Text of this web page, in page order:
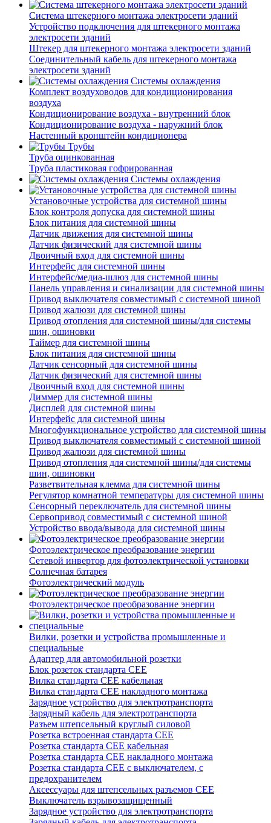
Система штекерного монтажа электросети зданий
Устройство подключения для штекерного монтажа
электросети зданий
Штекер для штекерного монтажа электросети зданий
Соединительный кабель для штекерного монтажа
электросети зданий
Системы охлаждения
Комплект воздуховодов для кондиционирования
воздуха
Кондиционирование воздуха - внутренний блок
Кондиционирование воздуха - наружний блок
Настенный кронштейн кондиционера
Трубы
Труба оцинкованная
Труба пластиковая гофрированная
Системы охлаждения
Установочные устройства для системной шины
Блок контроля допуска для системной шины
Блок питания для системной шины
Датчик движения для системной шины
Датчик физический для системной шины
Двоичный вход для системной шины
Интерфейс для системной шины
Интерфейс/медиа-шлюз для системной шины
Панель управления и синализации для системной шины
Привод выключателя совместимый с системной шиной
Привод жалюзи для системной шины
Привод отопления для системной шины/для системы
шин, ошиновки
Таймер для системной шины
Блок питания для системной шины
Датчик сенсорный для системной шины
Датчик физический для системной шины
Двоичный вход для системной шины
Диммер для системной шины
Дисплей для системной шины
Интерфейс для системной шины
Многофункциональное устройство для системной шины
Привод выключателя совместимый с системной шиной
Привод жалюзи для системной шины
Привод отопления для системной шины/для системы
шин, ошиновки
Разветвительная клемма для системной шины
Регулятор комнатной температуры для системной шины
Сенсорный переключатель для системной шины
Сервопривод совместимый с системной шиной
Устройство ввода/вывода для системной шины
Фотоэлектрическое преобразование энергии
Сетевой инвертор для фотоэлектрической установки
Солнечная батарея
Фотоэлектрический модуль
Фотоэлектрическое преобразование энергии
Вилки, розетки и устройства промышленные и
специальные
Адаптер для автомобильной розетки
Блок розеток стандарта CEE
Вилка стандарта CEE кабельная
Вилка стандарта CEE накладного монтажа
Зарядное устройство для электротранспорта
Зарядный кабель для электротранспорта
Разъем штепсельный круглый силовой
Розетка встроенная стандарта CEE
Розетка стандарта СЕЕ кабельная
Розетка стандарта СЕЕ накладного монтажа
Розетка стандарта СЕЕ с выключателем, с
предохранителем
Аксессуары для штепсельных разъемов CEE
Выключатель взрывозащищенный
Зарядное устройство для электротранспорта